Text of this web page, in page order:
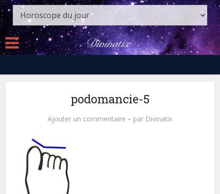
podomancie-5
Ajouter un commentaire par Divinatix